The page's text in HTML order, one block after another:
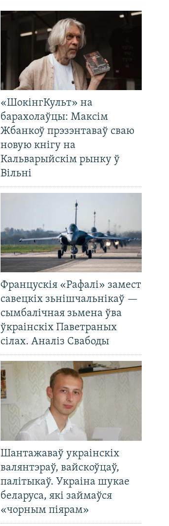
«ШокінгКульт» на
барахолаўцы: Максім
Жбанкоў прэзэнтаваў сваю
новую кнігу на
Кальварыйскім рынку ў
Вільні
Францускія «Рафалі» замест
савецкіх зьнішчальнікаў —
сымбалічная зьмена ўва
ўкраінскіх Паветраных
сілах. Аналіз Свабоды
Шантажаваў украінскіх
валянтэраў, вайскоўцаў,
палітыкаў. Украіна шукае
беларуса, які займаўся
«чорным піярам»